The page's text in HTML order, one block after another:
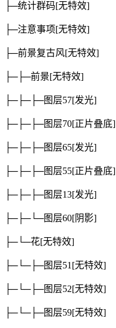
├─统计群码[无特效]
├─注意事项[无特效]
├─前景复古风[无特效]
├─├─前景[无特效]
├─├─├─图层57[发光]
├─├─├─图层70[正片叠底]
├─├─├─图层65[发光]
├─├─├─图层55[正片叠底]
├─├─├─图层13[发光]
├─├─└─图层60[阴影]
├─└─花[无特效]
├─└─├─图层51 [无特效]
├─└─├─图层52[无特效]
├─└─├─图层59[无特效]